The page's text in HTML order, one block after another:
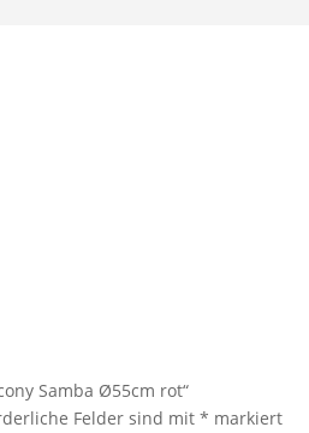
Samba Ø55cm rot“
Felder sind mit* markiert